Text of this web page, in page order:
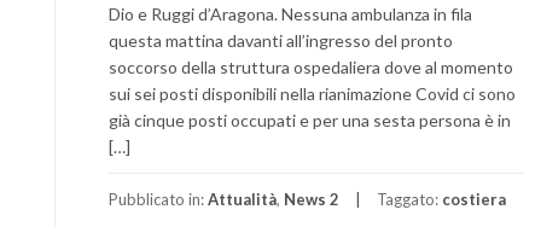
Dio e Ruggi d’Aragona. Nessuna ambulanza in fila
questa mattina davanti all’ingresso del pronto
soccorso della struttura ospedaliera dove al momento
sui sei posti disponibili nella rianimazione Covid ci sono
già cinque posti occupati e per una sesta persona è in
[…]
Pubblicato in:Attualità, News 2 Taggato: costiera